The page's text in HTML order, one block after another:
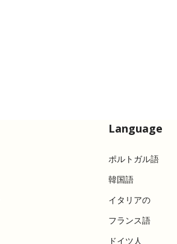
Language
ポルトガル語
韓国語
イタリアの
フランス語
ドイツ人